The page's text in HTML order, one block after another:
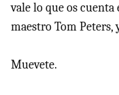
vale lo que os
maestro Tom Peters,
Muevete.